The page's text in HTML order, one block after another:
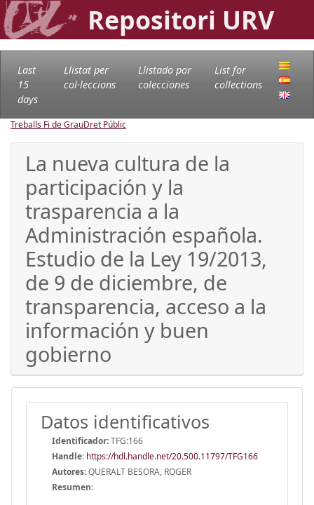
Repositori URV
Last
15
days
Llistat per
col·leccions
Llistado por
colecciones
List for
collections
Treballs Fi de GrauDret Públic
La nueva cultura de la
participación y la
trasparencia a la
Administración española.
Estudio de la Ley 19/2013,
de 9 de diciembre, de
transparencia, acceso a la
información y buen
gobierno
Datos identificativos
Identificador:TFG:166
Handle: https://hdl.handle.net/20.500.11797/TFG166
Autores:QUERALT BESORA, ROGER
Resumen: